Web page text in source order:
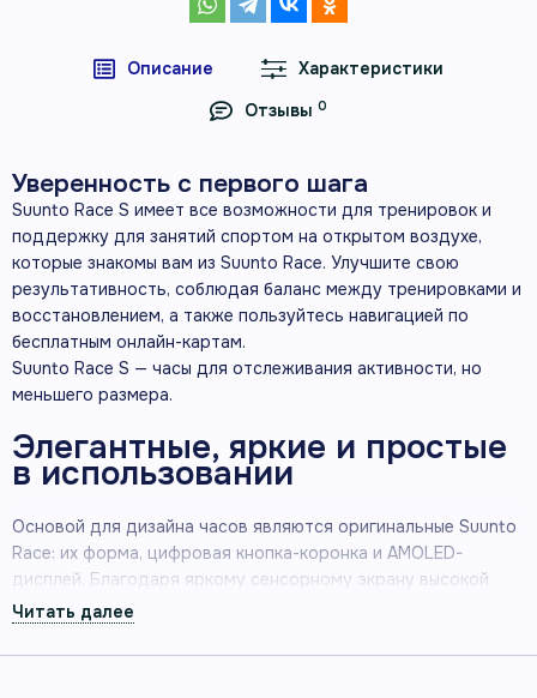
Описание
Характеристики
Отзывы 0
Уверенность с первого шага
Suunto Race S имеет все возможности для тренировок и
поддержку для занятий спортом на открытом воздухе,
которые знакомы вам из Suunto Race. Улучшите свою
результативность, соблюдая баланс между тренировками и
восстановлением, а также пользуйтесь навигацией по
бесплатным онлайн-картам.
Suunto Race S — часы для отслеживания активности, но
меньшего размера.
Элегантные, яркие и простые
в использовании
Основой для дизайна часов являются оригинальные Suunto
Race: их форма, цифровая кнопка-коронка и AMOLED-
дисплей. Благодаря яркому сенсорному экрану высокой
четкости, дисплей является очень четким даже в ситуациях,
Suunto Race S имеют элегантный и привлекательный